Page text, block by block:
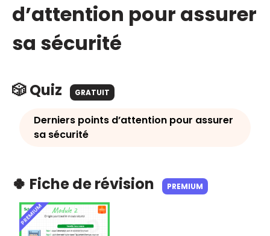
d’attention pour assurer
sa sécurité
🎲 Quiz GRATUIT
Derniers points d’attention pour assurer
sa sécurité
🍀 Fiche de révision PREMIUM
PREMIUM